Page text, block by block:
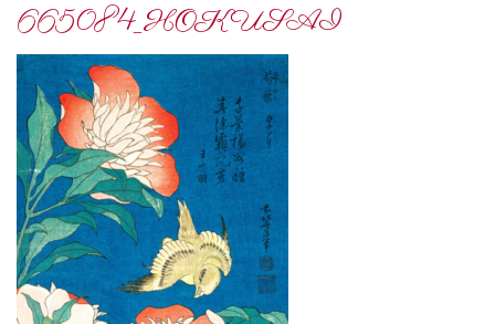
665084_HOKUSAI